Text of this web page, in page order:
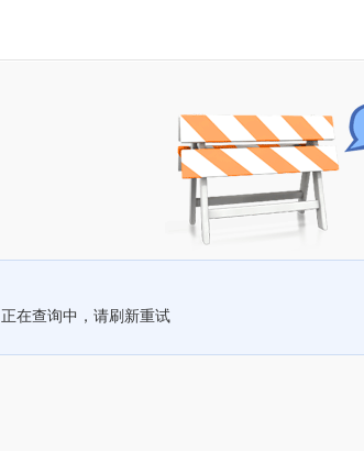
正在查询中，请刷新重试